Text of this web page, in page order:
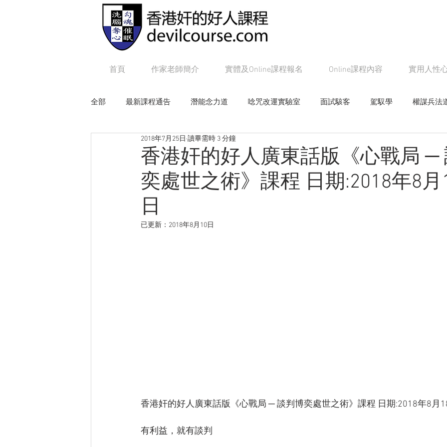
首頁 作家老師簡介 實體及Online課程報名 Online課程內容 實用人性
全部 最新課程通告 潛能念力道 唸咒改運實驗室 面試駭客 駕馭學 權謀兵法
毒辣NLP 追女帝皇學
Online課程：咒語修練及生命工程 Online課程：面試駭客 Online課程：權謀兵法道
Online課程：毒辣 N L P Online課程：教主級NLP
香港奸的好人廣東話版《心戰局 ─
奕處世之術》課程 日期:2018年8月
日
2018年7月25日 讀畢需時 3 分鐘
已更新： 2018年8月10日
香港奸的好人廣東話版《心戰局 ─ 談判博奕處世之術》課程 日期:2018年8月
有利益，就有談判